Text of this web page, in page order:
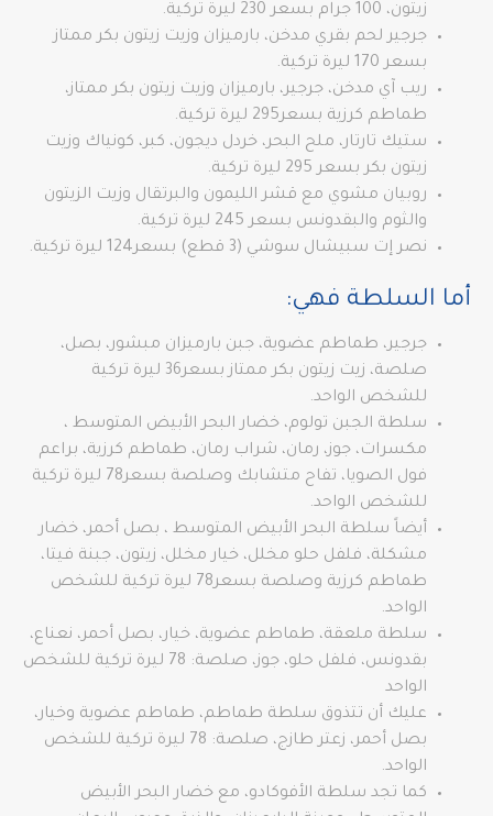
زيتون، 100 جرام بسعر 230 ليرة تركية.
جرجير لحم بقري مدخن، بارميزان وزيت زيتون بكر ممتاز
بسعر 170 ليرة تركية.
ريب آي مدخن، جرجير، بارميزان وزيت زيتون بكر ممتاز،
طماطم كرزية بسعر295 ليرة تركية.
ستيك تارتار، ملح البحر، خردل ديجون، كبر، كونياك وزيت
زيتون بكر بسعر 295 ليرة تركية.
روبيان مشوي مع قشر الليمون والبرتقال وزيت الزيتون
والثوم والبقدونس بسعر 245 ليرة تركية.
نصر إت سبيشال سوشي (3 قطع) بسعر124 ليرة تركية.
أما السلطة فهي:
جرجير، طماطم عضوية، جبن بارميزان مبشور، بصل،
صلصة، زيت زيتون بكر ممتاز بسعر36 ليرة تركية
للشخص الواحد.
سلطة الجبن تولوم، خضار البحر الأبيض المتوسط ​​،
مكسرات، جوز، رمان، شراب رمان، طماطم كرزية، براعم
فول الصويا، تفاح متشابك وصلصة بسعر78 ليرة تركية
للشخص الواحد.
أيضاً سلطة البحر الأبيض المتوسط ​​، بصل أحمر، خضار
مشكلة، فلفل حلو مخلل، خيار مخلل، زيتون، جبنة فيتا،
طماطم كرزية وصلصة بسعر78 ليرة تركية للشخص
الواحد.
سلطة ملعقة، طماطم عضوية، خيار، بصل أحمر، نعناع،
بقدونس، فلفل حلو، جوز، صلصة: 78 ليرة تركية للشخص
الواحد
عليك أن تتذوق سلطة طماطم، طماطم عضوية وخيار،
بصل أحمر، زعتر طازج، صلصة: 78 ليرة تركية للشخص
الواحد.
كما تجد سلطة الأفوكادو، مع خضار البحر الأبيض